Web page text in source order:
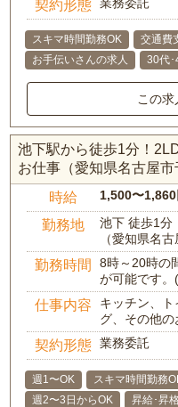
契約形態
スキマ時間勤務OK 交通費
お手伝いさんの求人
30代･
この
池下駅から徒歩1分！
お仕事（愛知県名古屋市
時給 1,500〜1,860
勤務地
池下 徒歩1分
（愛知県名
勤務時間
8時～20時の
が可能です
仕事内容
キッチン、
グ、その他の
契約形態 業務委託
週1〜OK スキマ時間勤務
週2〜3日からOK
昇給･昇